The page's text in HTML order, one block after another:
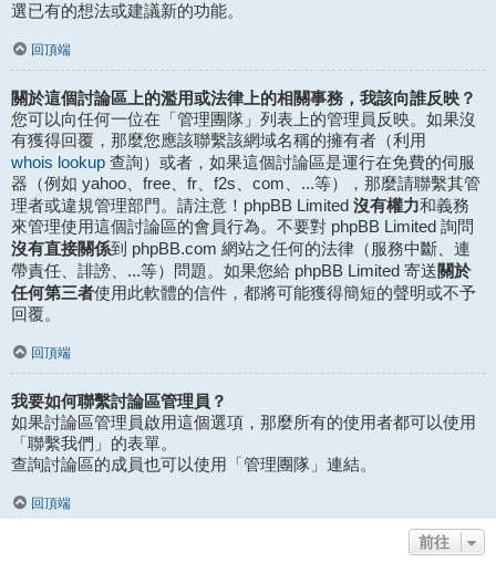
選已有的想法或建議新的功能。
回頂端
關於這個討論區上的濫用或法律上的相關事務，我該向誰反映？
您可以向任何一位在「管理團隊」列表上的管理員反映。如果沒
有獲得回覆，那麼您應該聯繫該網域名稱的擁有者（利用
whois lookup 查詢）或者，如果這個討論區是運行在免費的伺服
器（例如 yahoo、free、fr、f2s、com、...等），那麼請聯繫其管
理者或違規管理部門。請注意！phpBB Limited 沒有權力和義務
來管理使用這個討論區的會員行為。不要對 phpBB Limited 詢問
沒有直接關係到 phpBB.com 網站之任何的法律（服務中斷、連
帶責任、誹謗、...等）問題。如果您給 phpBB Limited 寄送關於
任何第三者使用此軟體的信件，都將可能獲得簡短的聲明或不予
回覆。
回頂端
我要如何聯繫討論區管理員？
如果討論區管理員啟用這個選項，那麼所有的使用者都可以使用
「聯繫我們」的表單。
查詢討論區的成員也可以使用「管理團隊」連結。
回頂端
前往